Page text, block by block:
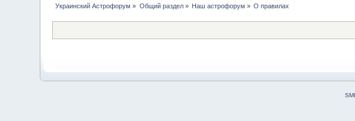
Украинский Астрофорум » Общий раздел» Наш астрофорум » О правилах